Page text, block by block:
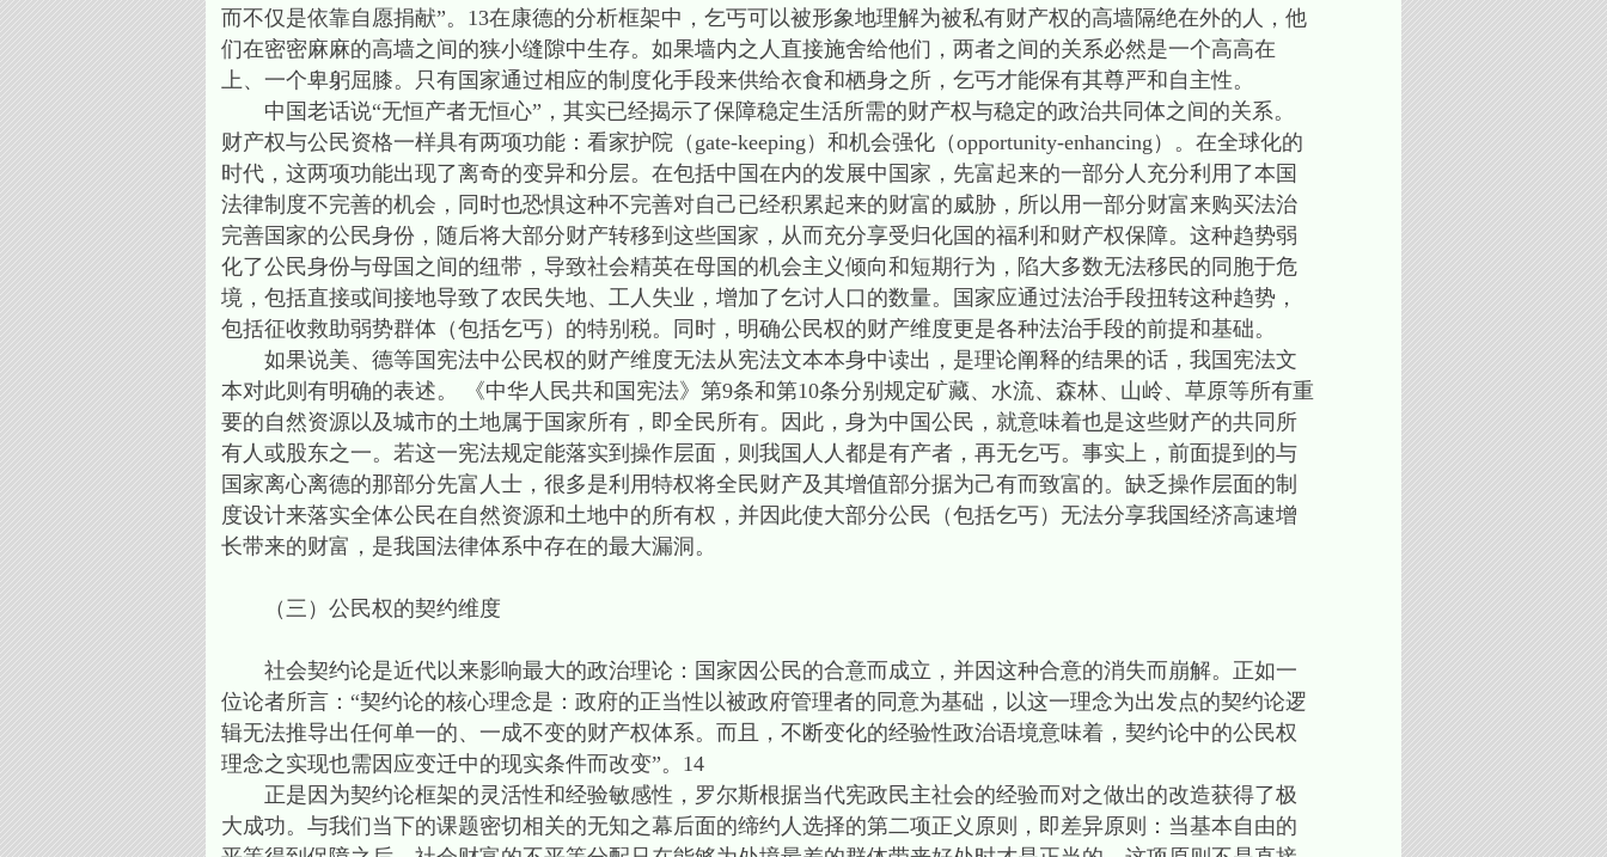
而不仅是依靠自愿捐献”。13在康德的分析框架中，乞丐可以被形象地理解为被私有财产权的高墙隔绝在外的人，他
们在密密麻麻的高墙之间的狭小缝隙中生存。如果墙内之人直接施舍给他们，两者之间的关系必然是一个高高在
上、一个卑躬屈膝。只有国家通过相应的制度化手段来供给衣食和栖身之所，乞丐才能保有其尊严和自主性。
中国老话说“无恒产者无恒心”，其实已经揭示了保障稳定生活所需的财产权与稳定的政治共同体之间的关系。
财产权与公民资格一样具有两项功能：看家护院（gate-keeping）和机会强化（opportunity-enhancing）。在全球化的
时代，这两项功能出现了离奇的变异和分层。在包括中国在内的发展中国家，先富起来的一部分人充分利用了本国
法律制度不完善的机会，同时也恐惧这种不完善对自己已经积累起来的财富的威胁，所以用一部分财富来购买法治
完善国家的公民身份，随后将大部分财产转移到这些国家，从而充分享受归化国的福利和财产权保障。这种趋势弱
化了公民身份与母国之间的纽带，导致社会精英在母国的机会主义倾向和短期行为，陷大多数无法移民的同胞于危
境，包括直接或间接地导致了农民失地、工人失业，增加了乞讨人口的数量。国家应通过法治手段扭转这种趋势，
包括征收救助弱势群体（包括乞丐）的特别税。同时，明确公民权的财产维度更是各种法治手段的前提和基础。
如果说美、德等国宪法中公民权的财产维度无法从宪法文本本身中读出，是理论阐释的结果的话，我国宪法文
本对此则有明确的表述。 《中华人民共和国宪法》第9条和第10条分别规定矿藏、水流、森林、山岭、草原等所有重
要的自然资源以及城市的土地属于国家所有，即全民所有。因此，身为中国公民，就意味着也是这些财产的共同所
有人或股东之一。若这一宪法规定能落实到操作层面，则我国人人都是有产者，再无乞丐。事实上，前面提到的与
国家离心离德的那部分先富人士，很多是利用特权将全民财产及其增值部分据为己有而致富的。缺乏操作层面的制
度设计来落实全体公民在自然资源和土地中的所有权，并因此使大部分公民（包括乞丐）无法分享我国经济高速增
长带来的财富，是我国法律体系中存在的最大漏洞。
（三）公民权的契约维度
社会契约论是近代以来影响最大的政治理论：国家因公民的合意而成立，并因这种合意的消失而崩解。正如一
位论者所言：“契约论的核心理念是：政府的正当性以被政府管理者的同意为基础，以这一理念为出发点的契约论逻
辑无法推导出任何单一的、一成不变的财产权体系。而且，不断变化的经验性政治语境意味着，契约论中的公民权
理念之实现也需因应变迁中的现实条件而改变”。14
正是因为契约论框架的灵活性和经验敏感性，罗尔斯根据当代宪政民主社会的经验而对之做出的改造获得了极
大成功。与我们当下的课题密切相关的无知之幕后面的缔约人选择的第二项正义原则，即差异原则：当基本自由的